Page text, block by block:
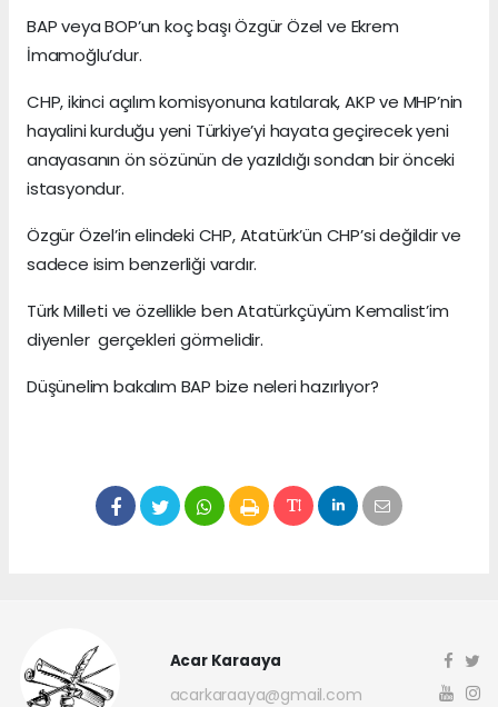
BAP veya BOP’un koç başı Özgür Özel ve Ekrem
İmamoğlu’dur.
CHP, ikinci açılım komisyonuna katılarak, AKP ve MHP’nin
hayalini kurduğu yeni Türkiye’yi hayata geçirecek yeni
anayasanın ön sözünün de yazıldığı sondan bir önceki
istasyondur.
Özgür Özel’in elindeki CHP, Atatürk’ün CHP’si değildir ve
sadece isim benzerliği vardır.
Türk Milleti ve özellikle ben Atatürkçüyüm Kemalist’im
diyenler gerçekleri görmelidir.
Düşünelim bakalım BAP bize neleri hazırlıyor?
Acar Karaaya
acarkaraaya@gmail.com